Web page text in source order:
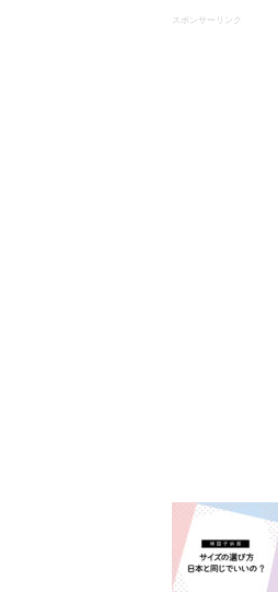
スポンサーリンク